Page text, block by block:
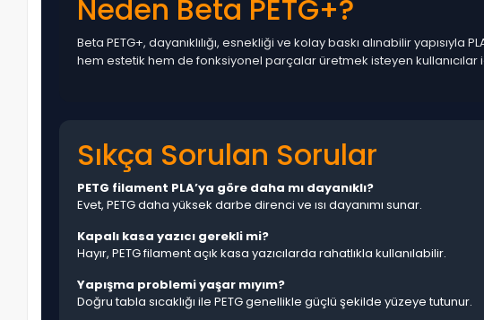
Neden Beta PETG+?
Beta PETG+, dayanıklılığı, esnekliği ve kolay baskı alınabilir
hem estetik hem de fonksiyonel parçalar üretmek isteyen kullanıcılar
Sıkça Sorulan Sorular
PETG filament PLA’ya göre daha mı dayanıklı?
Evet, PETG daha yüksek darbe direnci ve ısı dayanımı sunar.
Kapalı kasa yazıcı gerekli mi?
Hayır, PETG filament açık kasa yazıcılarda rahatlıkla kullanılabilir.
Yapışma problemi yaşar mıyım?
Doğru tabla sıcaklığı ile PETG genellikle güçlü şekilde yüzeye tutunur.